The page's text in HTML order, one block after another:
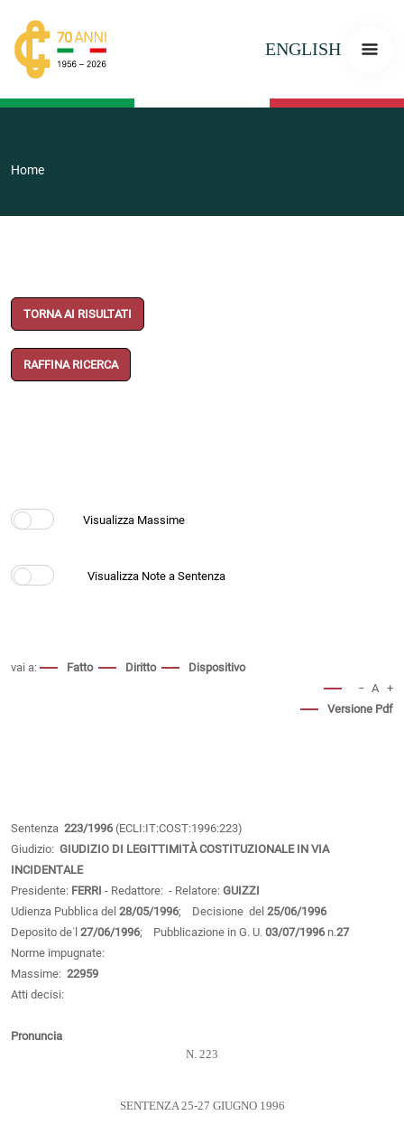
ENGLISH
Home
TORNA AI RISULTATI
RAFFINA RICERCA
vai a: Fatto Diritto
Dispositivo
− A +
Versione Pdf
Sentenza 223/1996(ECLI:IT:COST:1996:223)
Giudizio: GIUDIZIO DI LEGITTIMITÀ COSTITUZIONALE IN VIA
INCIDENTALE
Presidente: FERRI - Redattore: - Relatore: GUIZZI
Udienza Pubblica del 28/05/1996; Decisione del 25/06/1996
Deposito de˙l 27/06/1996; Pubblicazione in G. U. 03/07/1996n.27
Norme impugnate:
Massime: 22959
Atti decisi:
Pronuncia
N. 223
SENTENZA 25-27 GIUGNO 1996